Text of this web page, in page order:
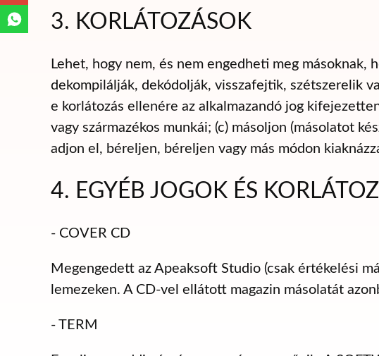
3. KORLÁTOZÁSOK
Lehet, hogy nem, és nem engedheti meg másoknak,
dekompilálják, dekódolják, visszafejtik, szétszerelik
e korlátozás ellenére az alkalmazandó jog
vagy származékos munkái; (c) másoljon (másolatot
adjon el, béreljen, béreljen vagy más módon
4. EGYÉB JOGOK ÉS
- COVER CD
Megengedett az Apeaksoft Studio (csak értékelési
lemezeken. A CD-vel ellátott magazin másolatát
- TERM